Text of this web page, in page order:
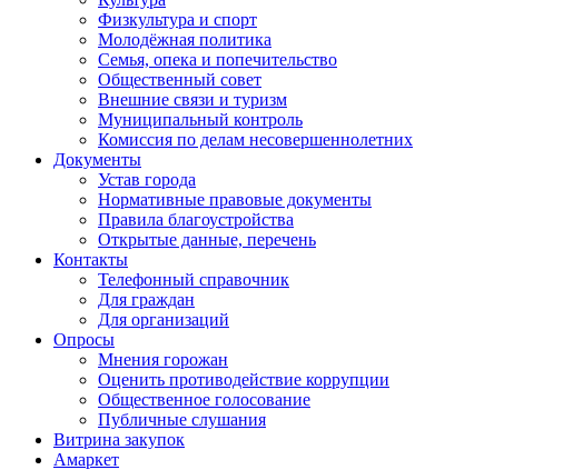
Физкультура и спорт
Молодёжная политика
Семья, опека и попечительство
Общественный совет
Внешние связи и туризм
Муниципальный контроль
Комиссия по делам несовершеннолетних
Документы
Устав города
Нормативные правовые документы
Правила благоустройства
Открытые данные, перечень
Контакты
Телефонный справочник
Для граждан
Для организаций
Опросы
Мнения горожан
Оценить противодействие коррупции
Общественное голосование
Публичные слушания
Витрина закупок
Амаркет